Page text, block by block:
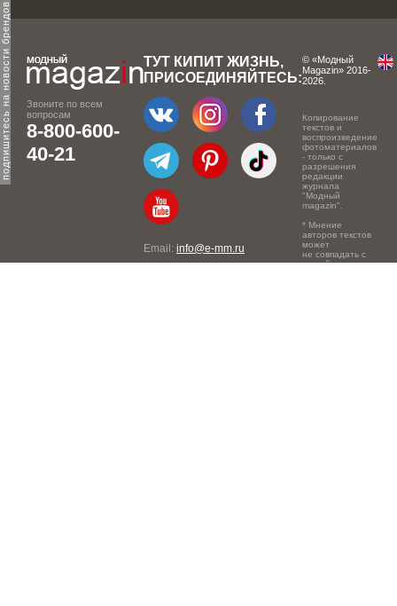
подпишитесь на новости брендов
Звоните по всем
вопросам
8-800-600-
40-21
ТУТ КИПИТ ЖИЗНЬ,
ПРИСОЕДИНЯЙТЕСЬ:
Email: info@e-mm.ru
© «Модный
Magazin» 2016-
2026.
Копирование
текстов и
воспроизведение
фотоматериалов
- только с
разрешения
редакции
журнала
"Модный
magazin".
* Мнение
авторов текстов
может
не совпадать с
точкой зрения